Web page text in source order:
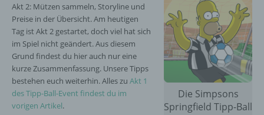
Die Simpsons
Springfield Tipp-Ball
Akt 2: Mützen sammeln, Storyline und
Preise in der Übersicht. Am heutigen
Tag ist Akt 2 gestartet, doch viel hat sich
im Spiel nicht geändert. Aus diesem
Grund findest du hier auch nur eine
kurze Zusammenfassung. Unsere Tipps
bestehen euch weiterhin. Alles zu Akt 1
des Tipp-Ball-Event findest du im
vorigen Artikel.